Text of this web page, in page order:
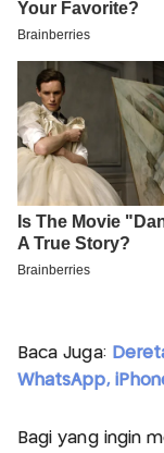
Baca Juga:
WhatsApp,
Bagi yang ingin